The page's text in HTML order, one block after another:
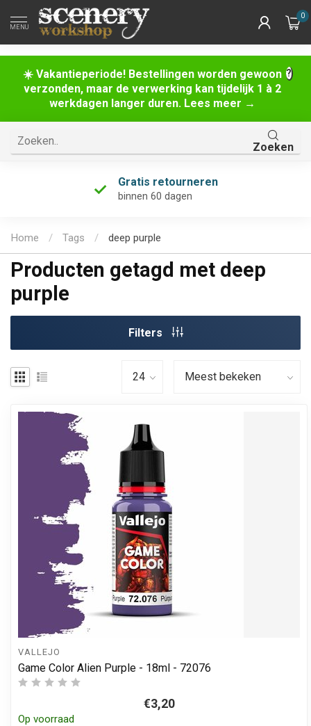
☀️ Vakantieperiode! Bestellingen worden gewoon
verzonden, maar de verwerking kan tijdelijk 1 à 2
werkdagen langer duren. Lees meer →
MENU
0
Zoeken
Gratis retourneren
binnen 60 dagen
Home / Tags / deep purple
Producten getagd met deep
purple
Filters
VALLEJO
Game Color Alien Purple - 18ml - 72076
€3,20
Op voorraad